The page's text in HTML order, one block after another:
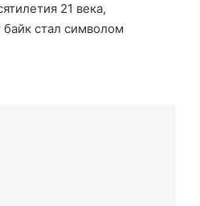
21 века,
стал символом